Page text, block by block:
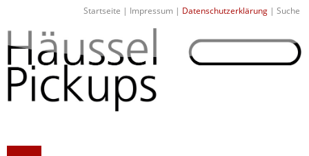
Startseite | Impressum | Datenschutzerklärung | Suche